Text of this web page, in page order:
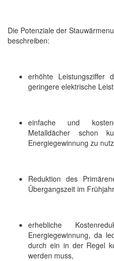
Die Potenziale der
beschreiben:
erhöhte Leistungsziffer
geringere elektrische
einfache und
Metalldächer schon
Energiegewinnung zu
Reduktion des
Übergangszeit im
erhebliche
Energiegewinnung, da
durch ein in der Regel
werden muss,